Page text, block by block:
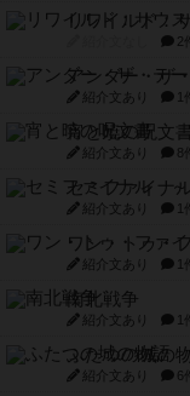
リワイルド：
2
アンダー・ザ
紹介文あり
宵と暁の呪文書
紹介文あり 8
セミファイナ
紹介文あり
ワン・トゥ・
紹介文あり
南北戦争
紹介文あり
ふたつの城の
紹介文あり 6